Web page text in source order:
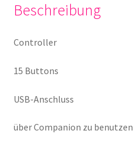
Beschreibung
Controller
15 Buttons
USB-Anschluss
über Companion zu benutzen